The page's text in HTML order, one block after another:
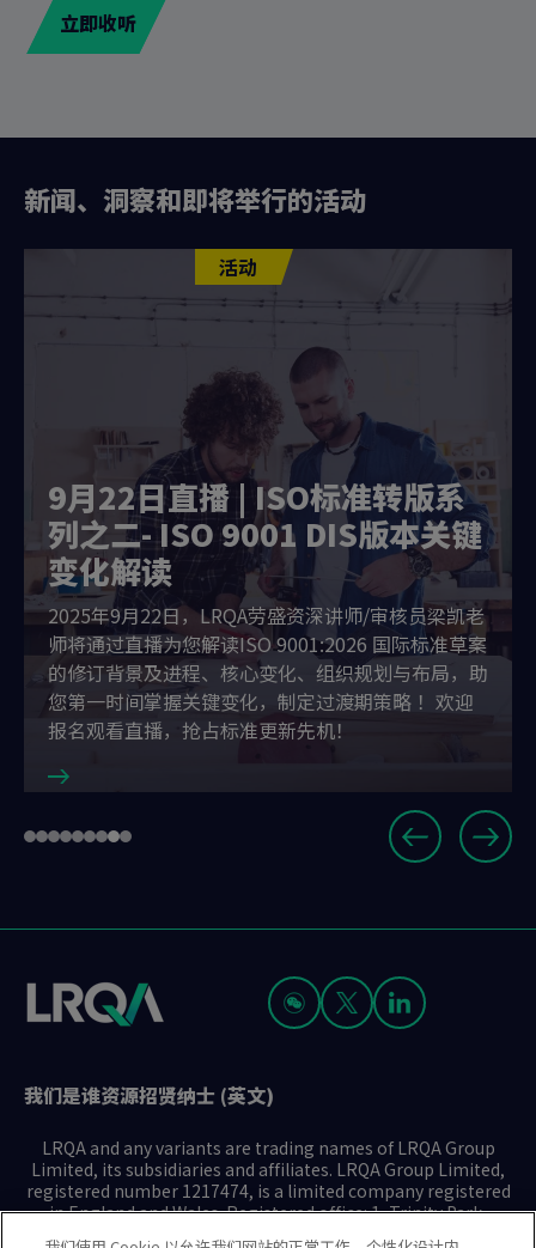
立即收听
新闻、洞察和即将举行的活动
9月22日直播 | ISO标准转版系
列之二- ISO 9001 DIS版本关键
变化解读
活动
2025年9月22日，LRQA劳盛资深讲师/审核员梁凯老
师将通过直播为您解读ISO 9001:2026 国际标准草案
的修订背景及进程、核心变化、组织规划与布局，助
您第一时间掌握关键变化，制定过渡期策略 ！欢迎
报名观看直播，抢占标准更新先机！
Slide
Go
1
Go
2
Go
3
Go
4
Go
5
Go
6
Go
7
Go
8
Go
9
我们是谁资源招贤纳士 (英文)
LRQA and any variants are trading names of LRQA Group
Limited, its subsidiaries and affiliates. LRQA Group Limited,
registered number 1217474, is a limited company registered
in England and Wales. Registered office: 1, Trinity Park,
Bickenhill Lane, Birmingham B37 7ES. © 2025 LRQA Group